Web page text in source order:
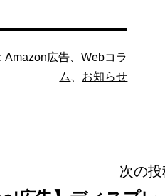
:Amazon広告 、Webコラ
ム
お知らせ
次の投